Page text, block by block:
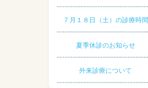
７月１８日（土）の診療時間
夏季休診のお知らせ
外来診療について